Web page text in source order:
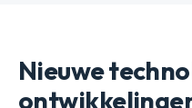
Nieuwe